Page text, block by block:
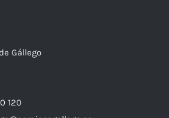
Gállego
120